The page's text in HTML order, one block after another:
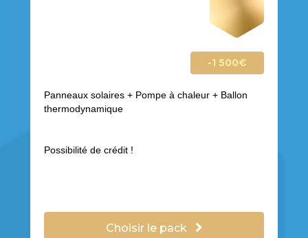
-1 500€
Panneaux solaires + Pompe à chaleur + Ballon
thermodynamique
Possibilité de crédit !
Choisir le pack